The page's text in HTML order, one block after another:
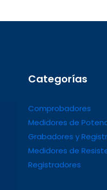
Categorías
Comprobadores
Medidores de
Grabadores y
Medidores de
Registradores